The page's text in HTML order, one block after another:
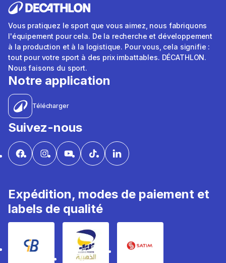
Vous pratiquez le sport que vous aimez, nous fabriquons
l'équipement pour cela. De la recherche et développement
à la production et à la logistique. Pour vous, cela signifie :
tout pour votre sport à des prix imbattables. DÉCATHLON.
Nous faisons du sport.
Notre application
Télécharger
Suivez-nous
Expédition, modes de paiement et
labels de qualité